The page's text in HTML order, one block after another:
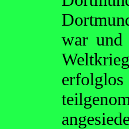
war und